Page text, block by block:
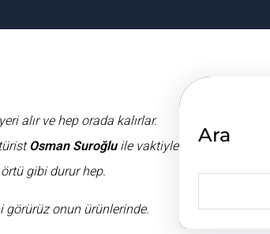
alır ve hep orada kalırlar.
Osman Suroğluile vaktiyle
gibi durur hep.
onun ürünlerinde.
Ara
a